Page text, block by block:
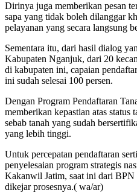
Dirinya juga memberikan pesan
sapa yang tidak boleh dilanggar
pelayanan yang secara langsung
Sementara itu, dari hasil dialog
Kabupaten Nganjuk, dari 20
di kabupaten ini, capaian
ini sudah selesai 100 persen.
Dengan Program Pendaftaran
memberikan kepastian atas status
sebab tanah yang sudah
yang lebih tinggi.
Untuk percepatan pendaftaran
penyelesaian program strategis
Kakanwil Jatim, saat ini dari
dikejar prosesnya.( wa/ar)